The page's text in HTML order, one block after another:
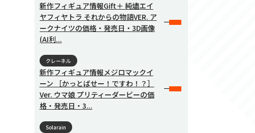
新作フィギュア情報Gift＋ 純燼エイ
ヤフィヤトラ それからの物語VER. ア
ークナイツの価格・発売日・3D画像
(AI利...
クレーネル
新作フィギュア情報メジロマックイ
ーン ［かっとばせー！ですわ！？］
Ver. ウマ娘 プリティーダービーの価
格・発売日・3...
Solarain